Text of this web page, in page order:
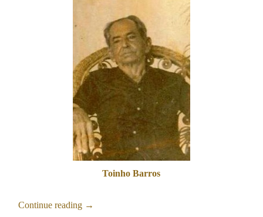
Toinho Barros
Continue reading →